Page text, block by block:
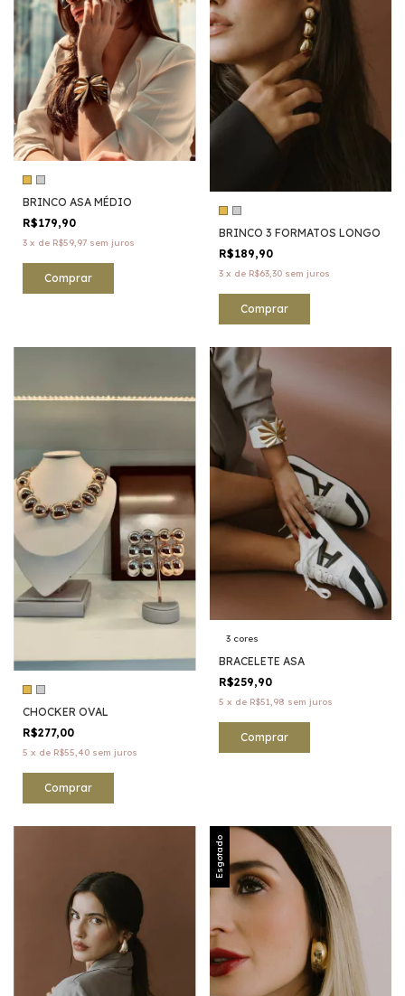
BRINCO ASA MÉDIO
R$179,90
3 x de R$59,97 sem juros
Comprar
BRINCO 3 FORMATOS LONGO
R$189,90
3 x de R$63,30 sem juros
Comprar
CHOCKER OVAL
R$277,00
5 x de R$55,40 sem juros
Comprar
3 cores
BRACELETE ASA
R$259,90
5 x de R$51,98 sem juros
Comprar
Esgotado